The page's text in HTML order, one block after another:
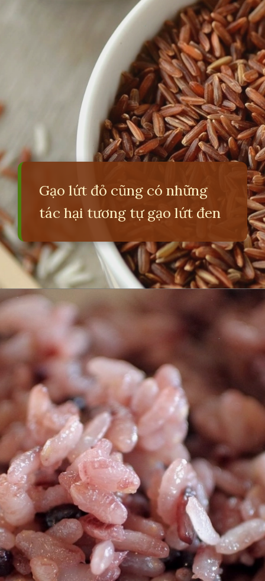
Gạo lứt đỏ cũng có những
tác hại tương tự gạo lứt đen
Đang mởhttps://erci.edu.vn/tac-hai-cua-gao-lut-den